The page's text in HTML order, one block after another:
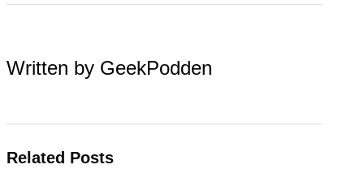
Written by GeekPodden
Related Posts